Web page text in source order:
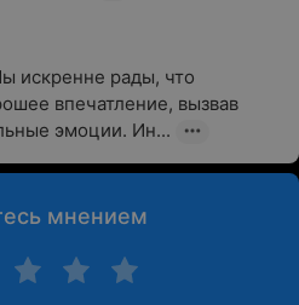
искренне рады, что
впечатление, вызвав
эмоции. Ин...
мнением